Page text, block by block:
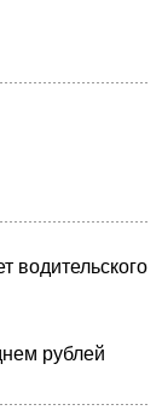
водительского
рублей